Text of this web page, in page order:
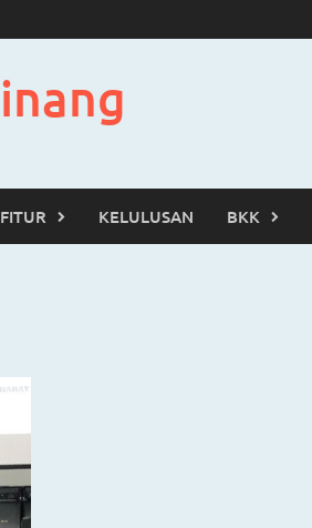
FITUR KELULUSAN BKK